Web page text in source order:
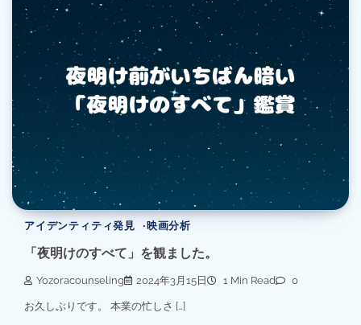
アイデンティティ発見 映画分析
「夜明けのすべて」を観ました。
Yozoracounseling 2024年3月15日 1 Min Read 0
お久しぶりです。 本業の忙しさ […]